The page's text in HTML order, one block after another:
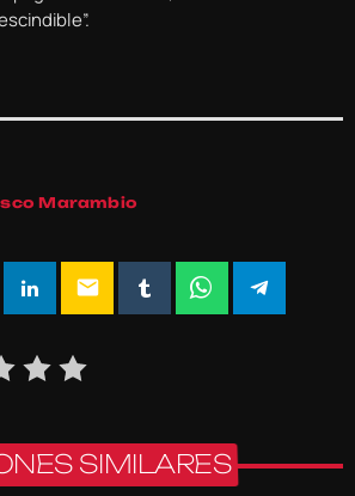
Marambio
email
SIMILARES